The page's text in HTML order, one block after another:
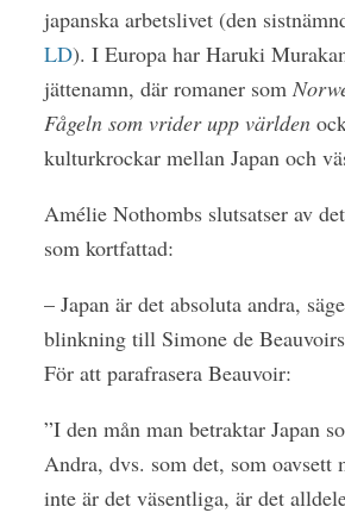
japanska arbetslivet (den
LD). I Europa har Haruki
jättenamn, där romaner som
Fågeln som vrider upp världen
kulturkrockar mellan Japan och
Amélie Nothombs slutsatser av
som kortfattad:
– Japan är det absoluta andra,
blinkning till Simone de
För att parafrasera Beauvoir:
”I den mån man betraktar Japan
Andra, dvs. som det, som oavsett
inte är det väsentliga, är det